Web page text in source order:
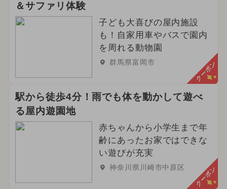
＆サファリ体験
子ども大喜びの屋内施設
も！自家用車やバスで園内
を周れる動物園
群馬県富岡市 クーポン
駅から徒歩4分！雨でも体を動かして遊べ
る屋内遊園地
赤ちゃんから小学生まで年
齢にあったお家ではできな
い遊びが充実
神奈川県川崎市中原区 クーポン